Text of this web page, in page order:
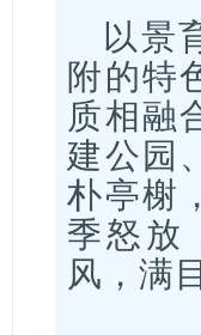
以景
附的特
质相融
建公园
朴亭榭
季怒放
风，满